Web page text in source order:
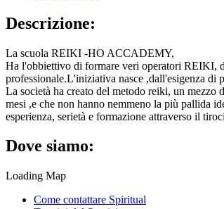
Descrizione:
La scuola REIKI -HO ACCADEMY,
Ha l'obbiettivo di formare veri operatori REIKI,
professionale.L'iniziativa nasce ,dall'esigenza
La società ha creato del metodo reiki, un mezzo
mesi ,e che non hanno nemmeno la più pallida
esperienza, serietà e formazione attraverso il
Dove siamo:
Loading Map
Come contattare Spiritual